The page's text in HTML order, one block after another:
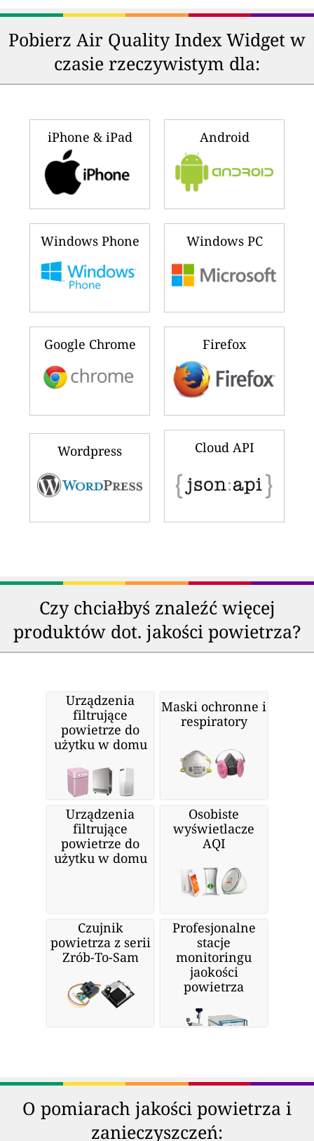
Pobierz Air Quality Index Widget w
czasie rzeczywistym dla:
iPhone & iPad Android
Windows Phone Windows PC
Google Chrome Firefox
Wordpress Cloud API
Czy chciałbyś znaleźć więcej
produktów dot. jakości powietrza?
Urządzenia
filtrujące
powietrze do
użytku w domu
Maski ochronne i
respiratory
Urządzenia
filtrujące
powietrze do
użytku w domu
Osobiste
wyświetlacze
AQI
Czujnik
powietrza z serii
Zrób-To-Sam
Profesjonalne
stacje
monitoringu
jaokości
powietrza
O pomiarach jakości powietrza i
zanieczyszczeń: